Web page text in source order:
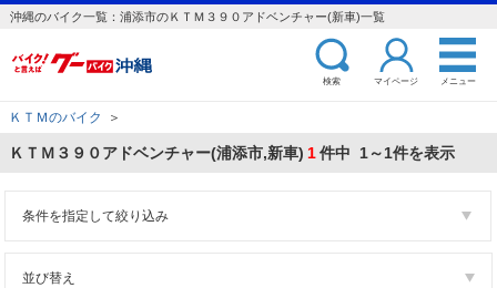
沖縄のバイク一覧：浦添市のＫＴＭ３９０アドベンチャー(新車)一覧
検索 マイページ メニュー
ＫＴＭのバイク ＞
ＫＴＭ３９０アドベンチャー(浦添市,新車) 1件中 1～1件を表示
条件を指定して絞り込み
並び替え